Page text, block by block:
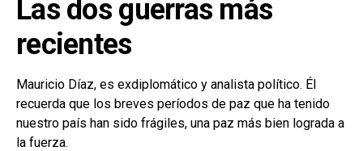
Las dos guerras más
recientes
Mauricio Díaz, es exdiplomático y analista político. Él
recuerda que los breves períodos de paz que ha tenido
nuestro país han sido frágiles, una paz más bien lograda a
la fuerza.